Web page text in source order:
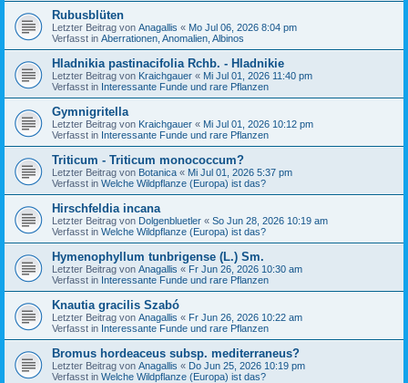
Rubusblüten
Letzter Beitrag von Anagallis « Mo Jul 06, 2026 8:04 pm
Verfasst in Aberrationen, Anomalien, Albinos
Hladnikia pastinacifolia Rchb. - Hladnikie
Letzter Beitrag von Kraichgauer « Mi Jul 01, 2026 11:40 pm
Verfasst in Interessante Funde und rare Pflanzen
Gymnigritella
Letzter Beitrag von Kraichgauer « Mi Jul 01, 2026 10:12 pm
Verfasst in Interessante Funde und rare Pflanzen
Triticum - Triticum monococcum?
Letzter Beitrag von Botanica « Mi Jul 01, 2026 5:37 pm
Verfasst in Welche Wildpflanze (Europa) ist das?
Hirschfeldia incana
Letzter Beitrag von Dolgenbluetler « So Jun 28, 2026 10:19 am
Verfasst in Welche Wildpflanze (Europa) ist das?
Hymenophyllum tunbrigense (L.) Sm.
Letzter Beitrag von Anagallis « Fr Jun 26, 2026 10:30 am
Verfasst in Interessante Funde und rare Pflanzen
Knautia gracilis Szabó
Letzter Beitrag von Anagallis « Fr Jun 26, 2026 10:22 am
Verfasst in Interessante Funde und rare Pflanzen
Bromus hordeaceus subsp. mediterraneus?
Letzter Beitrag von Anagallis « Do Jun 25, 2026 10:19 pm
Verfasst in Welche Wildpflanze (Europa) ist das?